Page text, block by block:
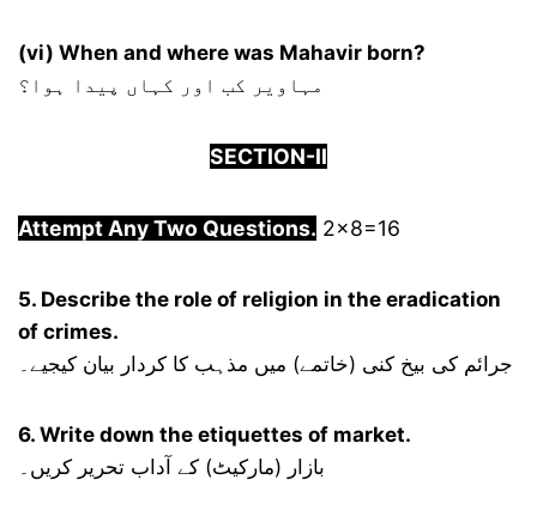
(vi) When and where was Mahavir born?
مہاویر کب اور کہاں پیدا ہوا؟
SECTION-II
Attempt Any Two Questions. 2×8=16
5. Describe the role of religion in the eradication
of crimes.
جرائم کی بیخ کنی (خاتمے) میں مذہب کا کردار بیان کیجیے۔
6. Write down the etiquettes of market.
بازار (مارکیٹ) کے آداب تحریر کریں۔